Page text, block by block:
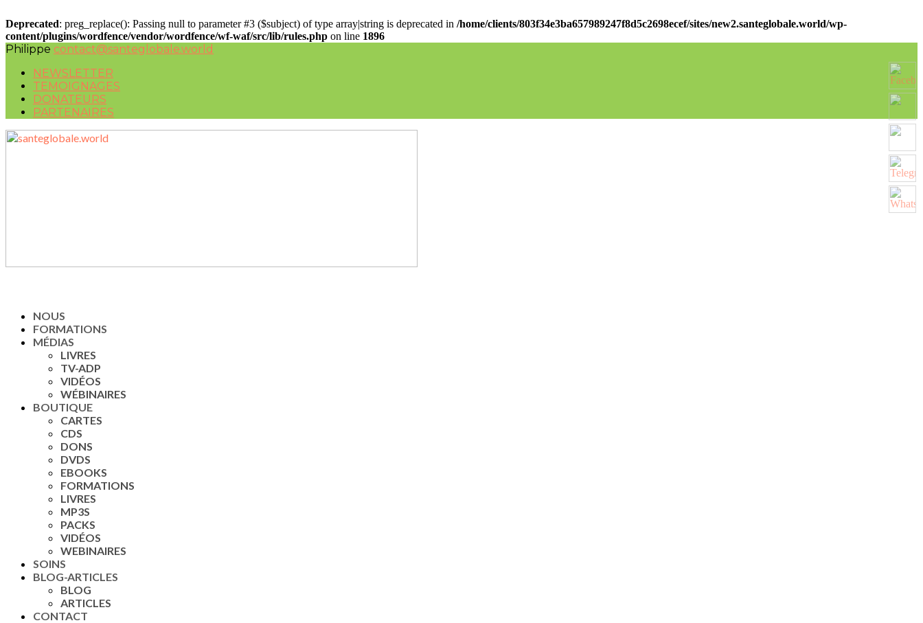
Deprecated: preg_replace(): Passing null to parameter #3 ($subject) of type array|string is deprecated in /home/clients/803f34e3ba657989247f8d5c2698ecef/sites/new2.santeglobale.world/wp-
content/plugins/wordfence/vendor/wordfence/wf-waf/src/lib/rules.php on line 1896
Philippe contact@santeglobale.world
NEWSLETTER
TEMOIGNAGES
DONATEURS
PARTENAIRES
NOUS
FORMATIONS
MÉDIAS
LIVRES
TV-ADP
VIDÉOS
WÉBINAIRES
BOUTIQUE
CARTES
CDS
DONS
DVDS
EBOOKS
FORMATIONS
LIVRES
MP3S
PACKS
VIDÉOS
WEBINAIRES
SOINS
BLOG-ARTICLES
BLOG
ARTICLES
CONTACT